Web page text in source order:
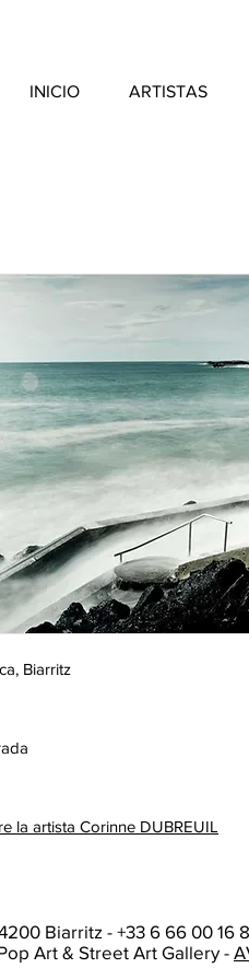
INICIO ARTISTAS
Biarritz
la artista Corinne DUBREUIL
Biarritz - +33 6 66 00 16
Art & Street Art Gallery -